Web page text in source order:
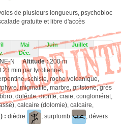
de plusieurs longueurs, psychobloc
gratuite et libre d'accès
Mai Juin
Juillet
Déc.
NE-NAltitude :200 m
23 min par tyrolienne
schiste, roche volcanique,
migmatite, marbre, gritstone, grès
dolérite, diorite, craie, conglomérat,
calcaire (dolomie), calcaire,
: dièdre , surplomb
, dévers